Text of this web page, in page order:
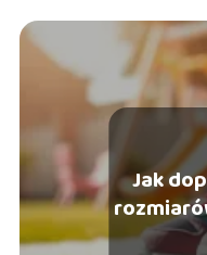
Jak
stopy